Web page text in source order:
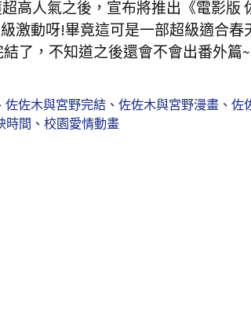
高人氣之後，宣布將推出《電影版
激動呀!畢竟這可是一部超級適合春
了，不知道之後還會不會出番外篇~
佐佐木與宮野完結、 佐佐木與宮野漫畫、 佐
時間 、 校園愛情動畫